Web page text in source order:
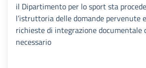
il Dipartimento per lo sport sta
l’istruttoria delle domande pervenute
richieste di integrazione documentale
necessario